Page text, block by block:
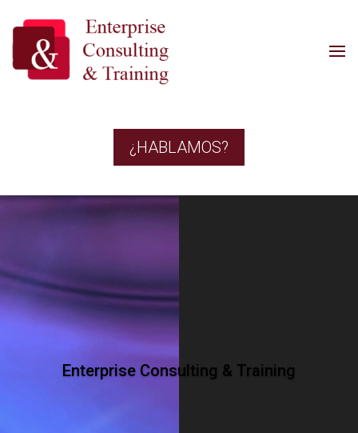
¿HABLAMOS?
Enterprise Consulting & Training
Reproductor